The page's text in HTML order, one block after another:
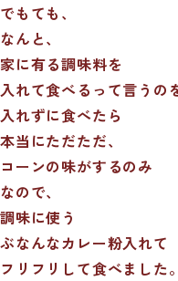
でもても、
なんと、
家に有る調味料を
入れて食べるって言うの
入れずに食べたら
本当にただただ、
コーンの味がするのみ
なので、
調味に使う
ぶなんなカレー粉入れて
フリフリして食べました。